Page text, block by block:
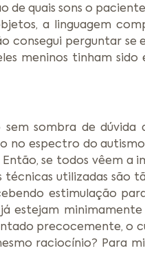
quais sons o
a linguagem
consegui perguntar se
meninos tinham sido
sombra de dúvida
no espectro do
se todos vêem a
utilizadas são
estimulação
estejam
precocemente, o
raciocínio? Para